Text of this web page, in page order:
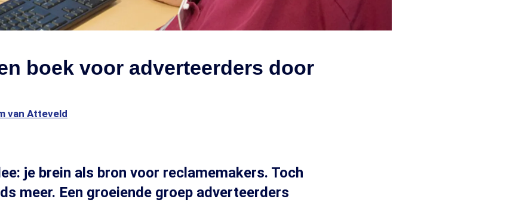
boek voor adverteerders door
van Atteveld
je brein als bron voor reclamemakers. Toch
meer. Een groeiende groep adverteerders